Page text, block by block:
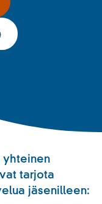
yhteinen
tarjota
jäsenilleen: